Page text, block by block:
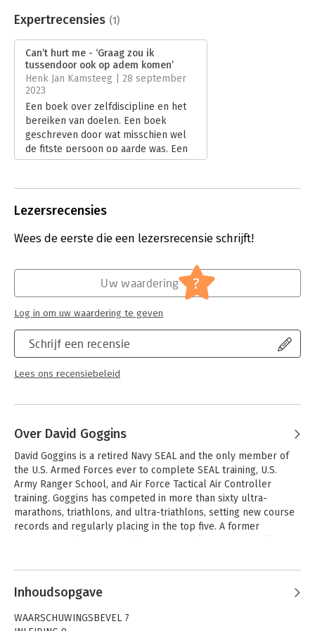
Bestandsformaat:
epub
Uitgever:
Kosmos Uitgevers
Druk:
1
Verschijningsdatum:
4-7-2023
Hoofdrubriek: Psychologie
Expertrecensies (1)
Can’t hurt me - ‘Graag zou ik
tussendoor ook op adem komen’
Henk Jan Kamsteeg | 28 september
2023
Een boek over zelfdiscipline en het
bereiken van doelen. Een boek
geschreven door wat misschien wel
de fitste persoon op aarde was. Een
boek daarom ik waarbij ik van alleen
me’ van David Goggins leest als een
trein. Maar gaat me net iets te snel.
Lezersrecensies
Wees de eerste die een lezersrecensie schrijft!
Schrijf een recensie
Lees ons recensiebeleid
Uw waardering ?
Log in om uw waardering te geven
Over David Goggins
David Goggins is a retired Navy SEAL and the only member of
the U.S. Armed Forces ever to complete SEAL training, U.S.
Army Ranger School, and Air Force Tactical Air Controller
training. Goggins has competed in more than sixty ultra-
marathons, triathlons, and ultra-triathlons, setting new course
records and regularly placing in the top five. A former
who’s shared his story with the staffs of Fortune 500
thousands of students across the country.
Andere boeken door David Goggins
Inhoudsopgave
WAARSCHUWINGSBEVEL 7